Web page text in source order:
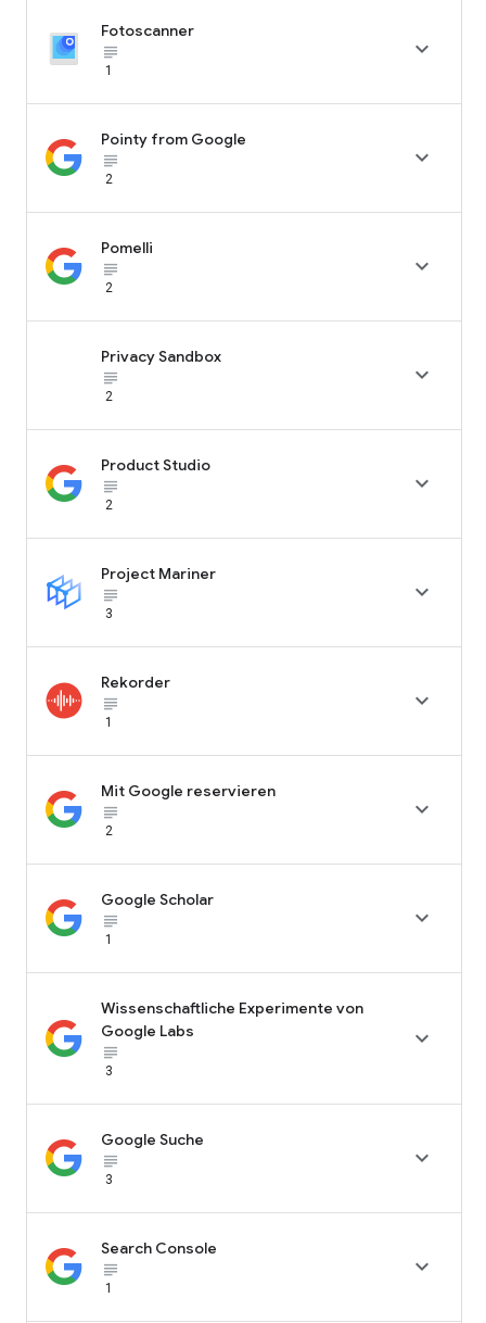
Fotoscanner
subject_black
1

Pointy from Google
subject_black
2

Pomelli
subject_black
2

Privacy Sandbox
subject_black
2

Product Studio
subject_black
2

Project Mariner
subject_black
3

Rekorder
subject_black
1

Mit Google reservieren
subject_black
2

Google Scholar
subject_black
1

Wissenschaftliche Experimente von
Google Labs
subject_black
3

Google Suche
subject_black
3

Search Console
subject_black
1
